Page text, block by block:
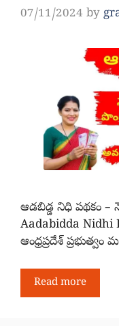
07/11/2024 by
ఆడబిడ్డ నిధి పథకం –
Aadabidda Nidhi
ఆంధ్రప్రదేశ్
Read more